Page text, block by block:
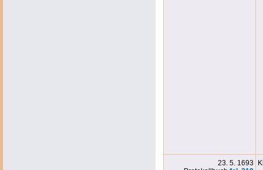
23. 5. 1693